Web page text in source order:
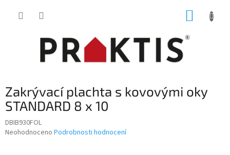
Zakrývací plachta s kovovými oky
STANDARD 8 x 10
DBIB930FOL
Průměrné
Neohodnoceno Podrobnosti hodnocení